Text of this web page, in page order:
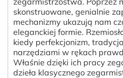
skonstruowane, genialnie
mechanizmy ukazują nam
eleganckiej formie.
kiedy perfekcjonizm,
narzędziami w rękach
Właśnie dzięki ich pracy
dzieła klasycznego